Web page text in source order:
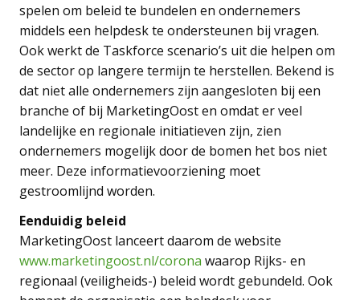
spelen om beleid te bundelen en ondernemers
middels een helpdesk te ondersteunen bij vragen.
Ook werkt de Taskforce scenario’s uit die helpen om
de sector op langere termijn te herstellen. Bekend is
dat niet alle ondernemers zijn aangesloten bij een
branche of bij MarketingOost en omdat er veel
landelijke en regionale initiatieven zijn, zien
ondernemers mogelijk door de bomen het bos niet
meer. Deze informatievoorziening moet
gestroomlijnd worden.
Eenduidig beleid
MarketingOost lanceert daarom de website
www.marketingoost.nl/corona waarop Rijks- en
regionaal (veiligheids-) beleid wordt gebundeld. Ook